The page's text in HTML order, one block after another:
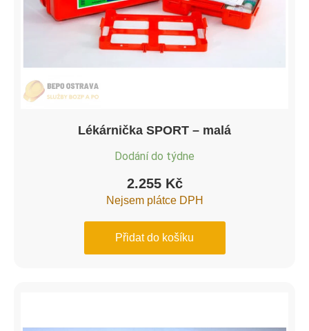
Lékárnička SPORT – malá
Dodání do týdne
2.255 Kč
Nejsem plátce DPH
Přidat do košíku